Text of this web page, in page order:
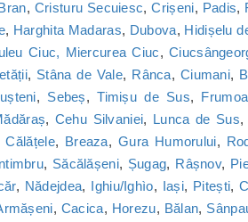
, Cristuru Secuiesc,Crișeni, Padis,
, Harghita Madaras, Dubova, Hidișelu
Ciuc, Miercurea Ciuc,
, Stâna de Vale, Rânca, Ciumani,
, Sebeș,Timișu de Sus,
, Cehu Silvaniei, Lunca de Sus,
Călățele, Breaza, Gura Humorului,
, Săcălășeni, Șugag, Râșnov,
, Nădejdea, Ighiu/Ighìo, Iași, Pitești,
, Cacica, Horezu, Bălan,